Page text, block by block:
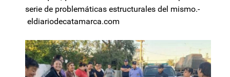
serie de problemáticas estructurales del mismo.-
eldiariodecatamarca.com